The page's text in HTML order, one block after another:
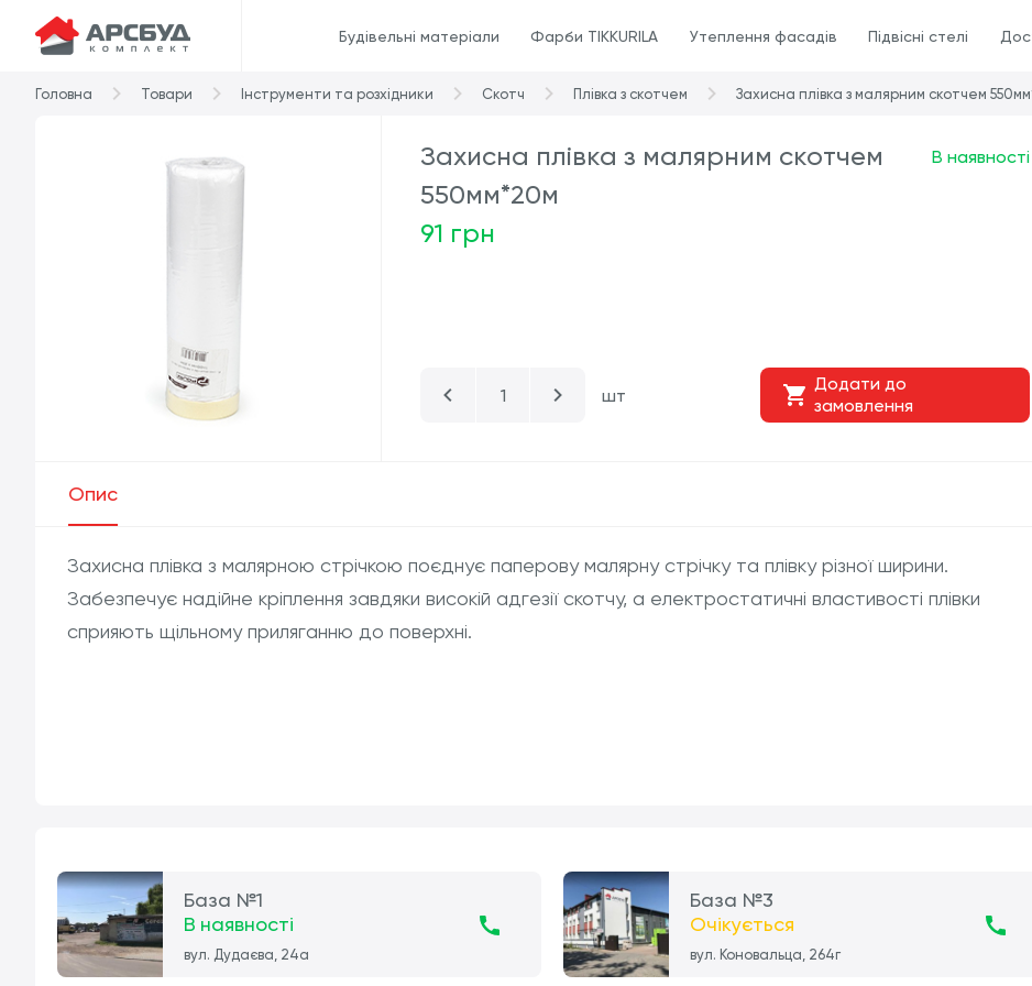
Будівельні матеріали Фарби TIKKURILA Утеплення фасадів Підвісні стелі
Головна Товари Інструменти та розхідники Скотч Плівка з скотчем Захисна плівка з малярним скотчем
Захисна плівка з малярним скотчем
550мм*20м
91 грн
В наявності
шт
Додати до
замовлення
Опис
Захисна плівка з малярною стрічкою поєднує паперову малярну стрічку та плівку різної ширини.
Забезпечує надійне кріплення завдяки високій адгезії скотчу, а електростатичні властивості плівки
сприяють щільному приляганню до поверхні.
База №1
В наявності
вул. Дудаєва, 24а
База №3
Очікується
вул. Коновальца, 264г